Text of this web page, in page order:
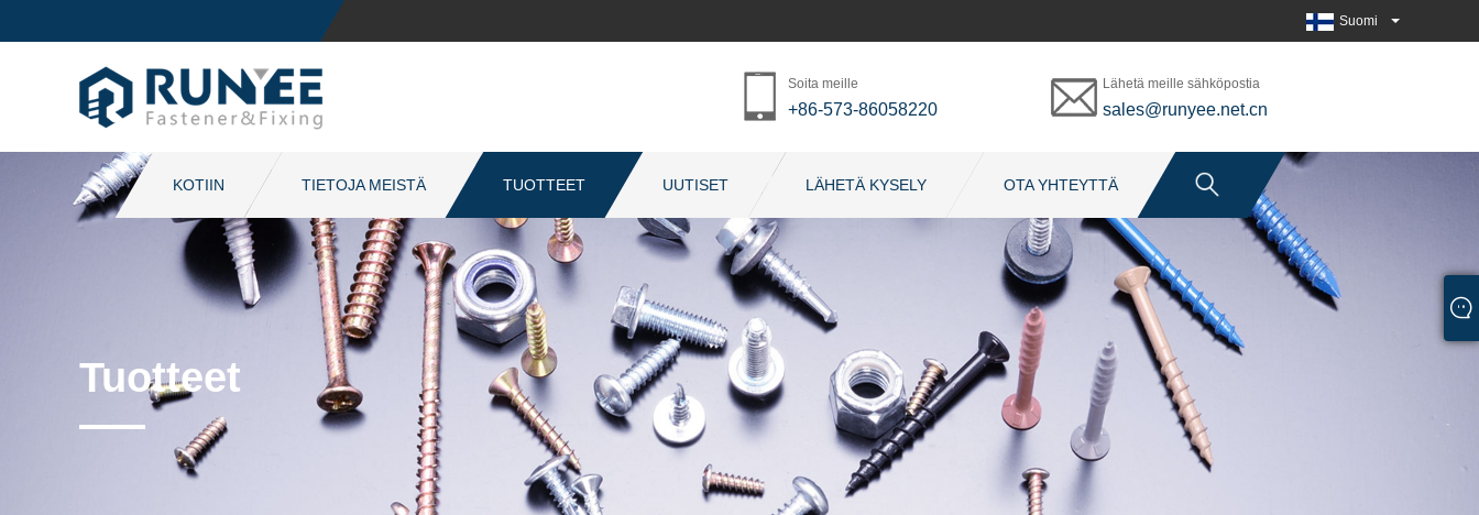
Suomi
Soita meille
+86-573-86058220
Lähetä meille sähköpostia
sales@runyee.net.cn
KOTIIN TIETOJA MEISTÄ TUOTTEET UUTISET LÄHETÄ KYSELY OTA YHTEYTTÄ
Tuotteet